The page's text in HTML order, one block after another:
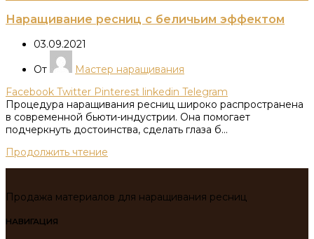
Наращивание ресниц с беличьим эффектом
03.09.2021
От
Мастер наращивания
Facebook Twitter Pinterest linkedin Telegram
Процедура наращивания ресниц широко распространена
в современной бьюти-индустрии. Она помогает
подчеркнуть достоинства, сделать глаза б...
Продолжить чтение
Продажа материалов для наращивания ресниц
НАВИГАЦИЯ